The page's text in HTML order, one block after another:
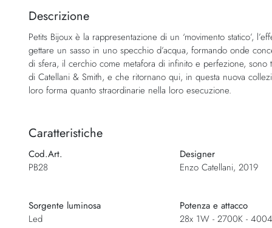
della
di
immagini
Descrizione
Petits Bijoux è la rappresentazione di un ‘movimento statico’,
gettare un sasso in uno specchio d’acqua, formando onde
di sfera, il cerchio come metafora di infinito e perfezione,
di Catellani & Smith, e che ritornano qui, in questa nuova
loro forma quanto straordinarie nella loro esecuzione.
Caratteristiche
Cod.Art.
PB28
Designer
Enzo Catellani, 2019
Sorgente luminosa
Led
Potenza e attacco
28x 1W - 2700K -